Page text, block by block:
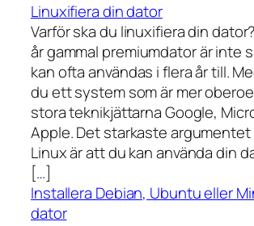
Linuxifiera din dator
Varför ska du linuxifiera din
år gammal premiumdator är inte
kan ofta användas i flera år till.
du ett system som är mer
stora teknikjättarna Google,
Apple. Det starkaste
Linux är att du kan använda din
[…]
Installera Debian, Ubuntu eller
dator